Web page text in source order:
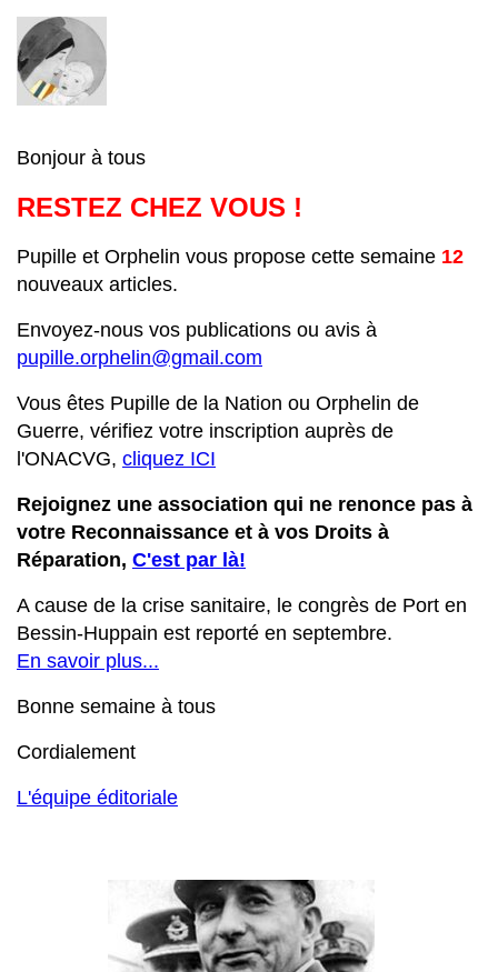
Bonjour à tous
RESTEZ CHEZ VOUS !
Pupille et Orphelin vous propose cette semaine 12
nouveaux articles.
Envoyez-nous vos publications ou avis à
pupille.orphelin@gmail.com
Vous êtes Pupille de la Nation ou Orphelin de
Guerre, vérifiez votre inscription auprès de
l'ONACVG, cliquez ICI
Rejoignez une association qui ne renonce pas à
votre Reconnaissance et à vos Droits à
Réparation, C'est par là!
A cause de la crise sanitaire, le congrès de Port en
Bessin-Huppain est reporté en septembre.
En savoir plus...
Bonne semaine à tous
Cordialement
L'équipe éditoriale